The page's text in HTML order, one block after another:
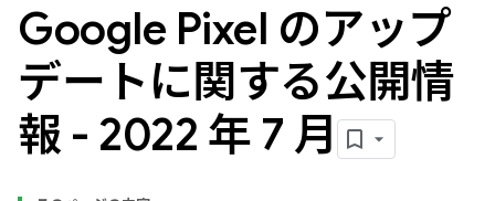
Google Pixel のアップ
デートに関する公開情
報 - 2022 年 7 月